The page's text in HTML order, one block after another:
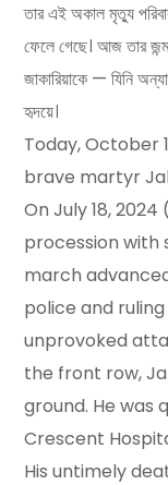
তার এই অকাল মৃত্যু
ফেলে গেছে। আজ তার
জাকারিয়াকে — যিনি
হৃদয়ে।
Today, October
brave martyr
On July 18,
procession with
march
police and
unprovoked
the front row,
ground. He was
Crescent
His untimely